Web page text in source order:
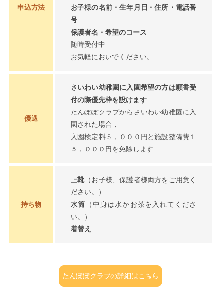
申込方法
お子様の名前・生年月日・住所・電話番
号
保護者名・希望のコース
随時受付中
お気軽においでください。
優遇
さいわい幼稚園に入園希望の方は願書受
付の際優先枠を設けます
たんぽぽクラブからさいわい幼稚園に入
園された場合，
入園検定料５，０００円と施設整備費１
５，０００円を免除します
持ち物
上靴（お子様、保護者様両方をご用意く
ださい。）
水筒 （中身は水かお茶を入れてくださ
い。）
着替え
たんぽぽクラブの詳細はこちら
→